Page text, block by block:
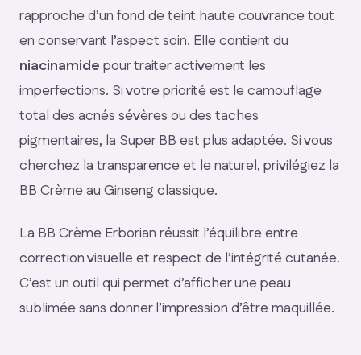
rapproche d’un fond de teint haute couvrance tout
en conservant l’aspect soin. Elle contient du
niacinamide pour traiter activement les
imperfections. Si votre priorité est le camouflage
total des acnés sévères ou des taches
pigmentaires, la Super BB est plus adaptée. Si vous
cherchez la transparence et le naturel, privilégiez la
BB Crème au Ginseng classique.
La BB Crème Erborian réussit l’équilibre entre
correction visuelle et respect de l’intégrité cutanée.
C’est un outil qui permet d’afficher une peau
sublimée sans donner l’impression d’être maquillée.